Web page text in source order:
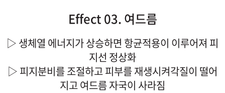
Effect 03. 여드름
▷ 생체열 에너지가 상승하면 항균적용이 이루어져 피
지선 정상화
▷ 피지분비를 조절하고 피부를 재생시켜각질이 떨어
지고 여드름 자국이 사라짐